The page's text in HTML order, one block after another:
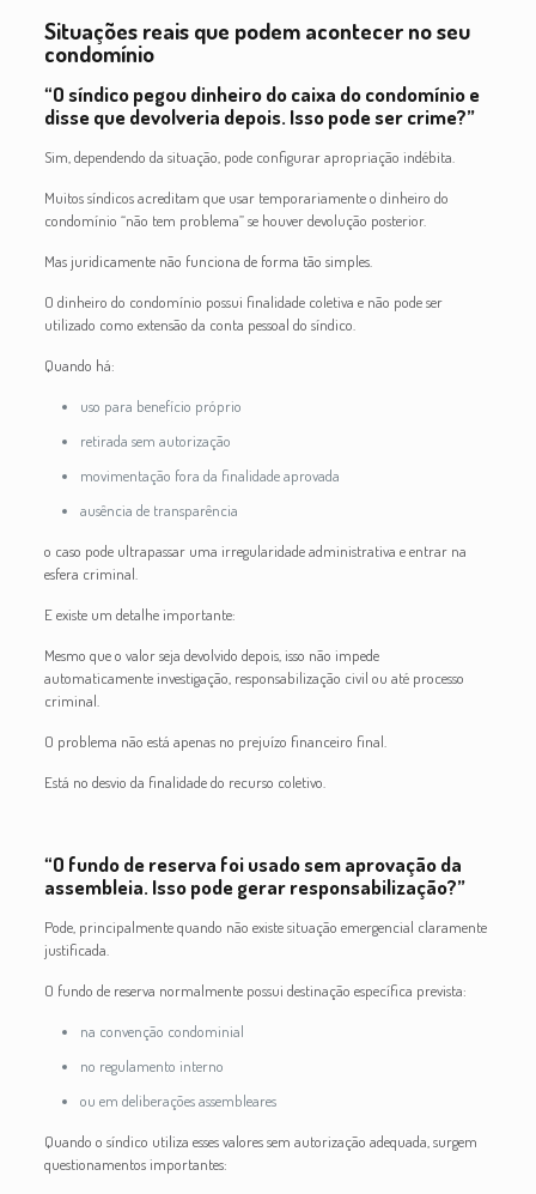
Situações reais que podem acontecer no seu
condomínio
“O síndico pegou dinheiro do caixa do condomínio e
disse que devolveria depois. Isso pode ser crime?”
Sim, dependendo da situação, pode configurar apropriação indébita.
Muitos síndicos acreditam que usar temporariamente o dinheiro do
condomínio “não tem problema” se houver devolução posterior.
Mas juridicamente não funciona de forma tão simples.
O dinheiro do condomínio possui finalidade coletiva e não pode ser
utilizado como extensão da conta pessoal do síndico.
Quando há:
uso para benefício próprio
retirada sem autorização
movimentação fora da finalidade aprovada
ausência de transparência
o caso pode ultrapassar uma irregularidade administrativa e entrar na
esfera criminal.
E existe um detalhe importante:
Mesmo que o valor seja devolvido depois, isso não impede
automaticamente investigação, responsabilização civil ou até processo
criminal.
O problema não está apenas no prejuízo financeiro final.
Está no desvio da finalidade do recurso coletivo.
“O fundo de reserva foi usado sem aprovação da
assembleia. Isso pode gerar responsabilização?”
Pode, principalmente quando não existe situação emergencial claramente
justificada.
O fundo de reserva normalmente possui destinação específica prevista:
na convenção condominial
no regulamento interno
ou em deliberações assembleares
Quando o síndico utiliza esses valores sem autorização adequada, surgem
questionamentos importantes: